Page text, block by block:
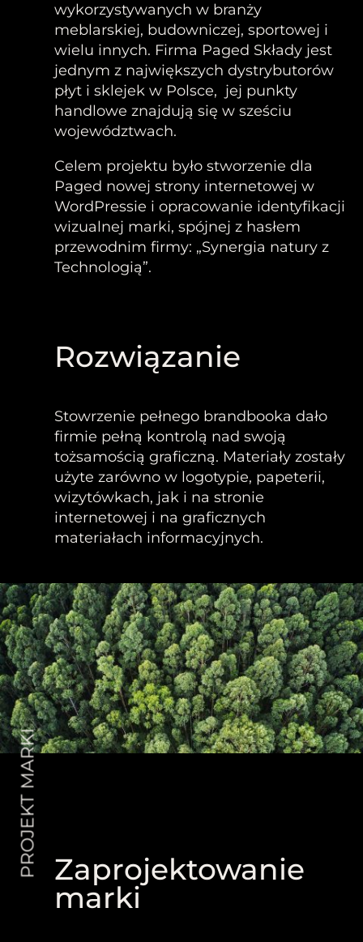
wykorzystywanych w branży
meblarskiej, budowniczej, sportowej i
wielu innych. Firma Paged Składy jest
jednym z największych dystrybutorów
płyt i sklejek w Polsce, jej punkty
handlowe znajdują się w sześciu
województwach.
Celem projektu było stworzenie dla
Paged nowej strony internetowej w
WordPressie i opracowanie identyfikacji
wizualnej marki, spójnej z hasłem
przewodnim firmy: „Synergia natury z
Technologią”.
Rozwiązanie
Stowrzenie pełnego brandbooka dało
firmie pełną kontrolą nad swoją
tożsamością graficzną. Materiały zostały
użyte zarówno w logotypie, papeterii,
wizytówkach, jak i na stronie
internetowej i na graficznych
materiałach informacyjnych.
PROJEKT MARKI Zaprojektowanie
marki